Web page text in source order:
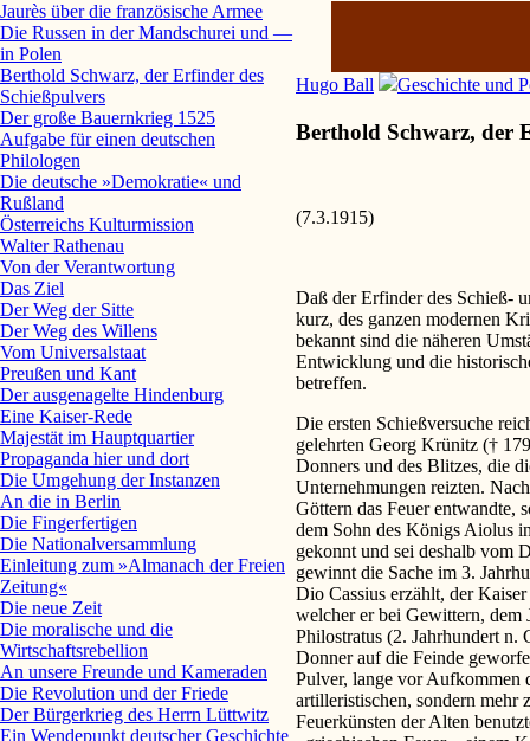
Hugo Ball Geschichte und
Berthold Schwarz, der
(7.3.1915)
Daß der Erfinder des Schieß-
kurz, des ganzen modernen
bekannt sind die näheren
Entwicklung und die
betreffen.
Die ersten Schießversuche
gelehrten Georg Krünitz (†
Donners und des Blitzes, die
Unternehmungen reizten.
Göttern das Feuer entwandte,
dem Sohn des Königs Aiolus
gekonnt und sei deshalb vom
gewinnt die Sache im 3.
Dio Cassius erzählt, der
welcher er bei Gewittern, dem
Philostratus (2. Jahrhundert n.
Donner auf die Feinde
Pulver, lange vor Aufkommen
artilleristischen, sondern mehr
Feuerkünsten der Alten
Jaurès über die französische Armee
Die Russen in der Mandschurei und —
in Polen
Berthold Schwarz, der Erfinder des
Schießpulvers
Der große Bauernkrieg 1525
Aufgabe für einen deutschen
Philologen
Die deutsche »Demokratie« und
Rußland
Österreichs Kulturmission
Walter Rathenau
Von der Verantwortung
Das Ziel
Der Weg der Sitte
Der Weg des Willens
Vom Universalstaat
Preußen und Kant
Der ausgenagelte Hindenburg
Eine Kaiser-Rede
Majestät im Hauptquartier
Propaganda hier und dort
Die Umgehung der Instanzen
An die in Berlin
Die Fingerfertigen
Die Nationalversammlung
Einleitung zum »Almanach der Freien
Zeitung«
Die neue Zeit
Die moralische und die
Wirtschaftsrebellion
An unsere Freunde und Kameraden
Die Revolution und der Friede
Der Bürgerkrieg des Herrn Lüttwitz
Ein Wendepunkt deutscher Geschichte